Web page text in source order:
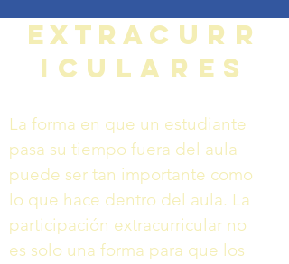
Extra Curr
iculares
La forma en que un estudiante
pasa su tiempo fuera del aula
puede ser tan importante como
lo que hace dentro del aula. La
participación extracurricular no
es solo una forma para que los